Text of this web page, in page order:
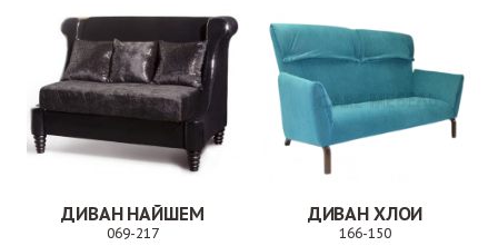
ДИВАН НАЙШЕМ
069-217
ДИВАН ХЛОИ
166-150